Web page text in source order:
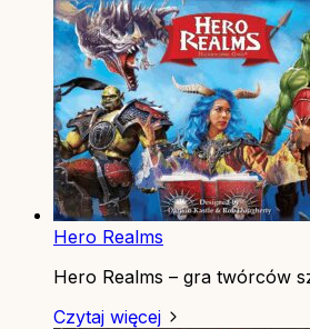
Hero Realms
Hero Realms – gra twórców
Czytaj więcej